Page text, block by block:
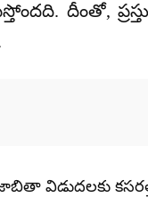
దీంతో,
విడుదలకు